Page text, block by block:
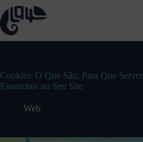
Cookies: O Que São, Para Que
Essenciais no Seu Site
Web